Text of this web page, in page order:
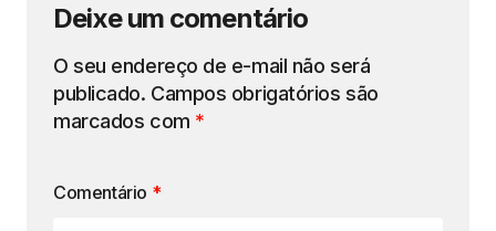
Deixe um comentário
O seu endereço de e-mail não será
publicado. Campos obrigatórios são
marcados com *
Comentário *